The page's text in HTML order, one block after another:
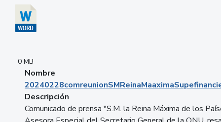
0 MB
Nombre
Descripción
Comunicado de prensa "S.M. la Reina Máxima de los